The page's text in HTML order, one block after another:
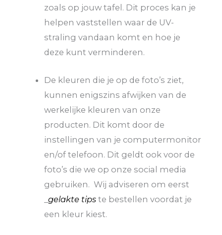
zoals op jouw tafel. Dit proces kan je
helpen vaststellen waar de UV-
straling vandaan komt en hoe je
deze kunt verminderen.
De kleuren die je op de foto’s ziet,
kunnen enigszins afwijken van de
werkelijke kleuren van onze
producten. Dit komt door de
instellingen van je computermonitor
en/of telefoon. Dit geldt ook voor de
foto’s die we op onze social media
gebruiken. Wij adviseren om eerst
_gelakte tips te bestellen voordat je
een kleur kiest.